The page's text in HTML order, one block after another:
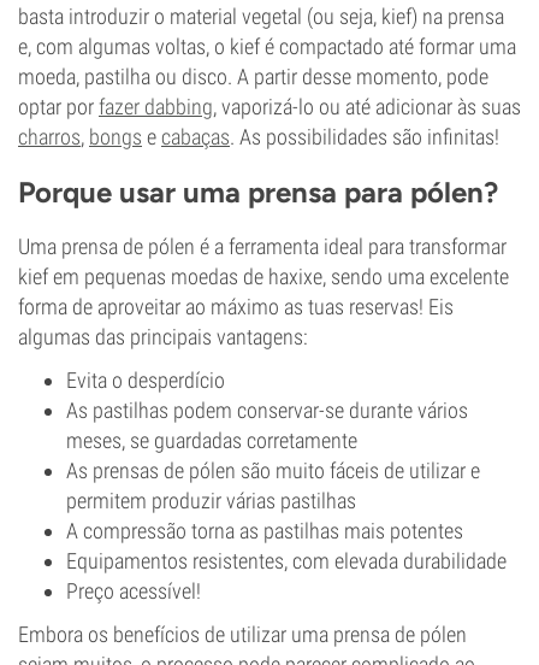
basta introduzir o material vegetal (ou seja, kief) na prensa
e, com algumas voltas, o kief é compactado até formar uma
moeda, pastilha ou disco. A partir desse momento, pode
optar porfazer dabbing, vaporizá-lo ou até adicionar às suas
charros, bongs ecabaças. As possibilidades são infinitas!
Porque usar uma prensa para pólen?
Uma prensa de pólen é a ferramenta ideal para transformar
kief em pequenas moedas de haxixe, sendo uma excelente
forma de aproveitar ao máximo as tuas reservas! Eis
algumas das principais vantagens:
Evita o desperdício
As pastilhas podem conservar-se durante vários
meses, se guardadas corretamente
As prensas de pólen são muito fáceis de utilizar e
permitem produzir várias pastilhas
A compressão torna as pastilhas mais potentes
Equipamentos resistentes, com elevada durabilidade
Preço acessível!
Embora os benefícios de utilizar uma prensa de pólen